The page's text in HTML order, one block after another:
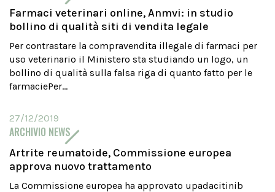
Farmaci veterinari online, Anmvi: in studio
bollino di qualità siti di vendita legale
Per contrastare la compravendita illegale di farmaci per
uso veterinario il Ministero sta studiando un logo, un
bollino di qualità sulla falsa riga di quanto fatto per le
farmaciePer...
27/12/2019
ARCHIVIO NEWS
Artrite reumatoide, Commissione europea
approva nuovo trattamento
La Commissione europea ha approvato upadacitinib